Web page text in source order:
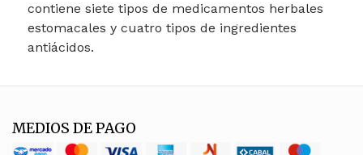
contiene siete tipos de medicamentos herbales
estomacales y cuatro tipos de ingredientes
antiácidos.
MEDIOS DE PAGO